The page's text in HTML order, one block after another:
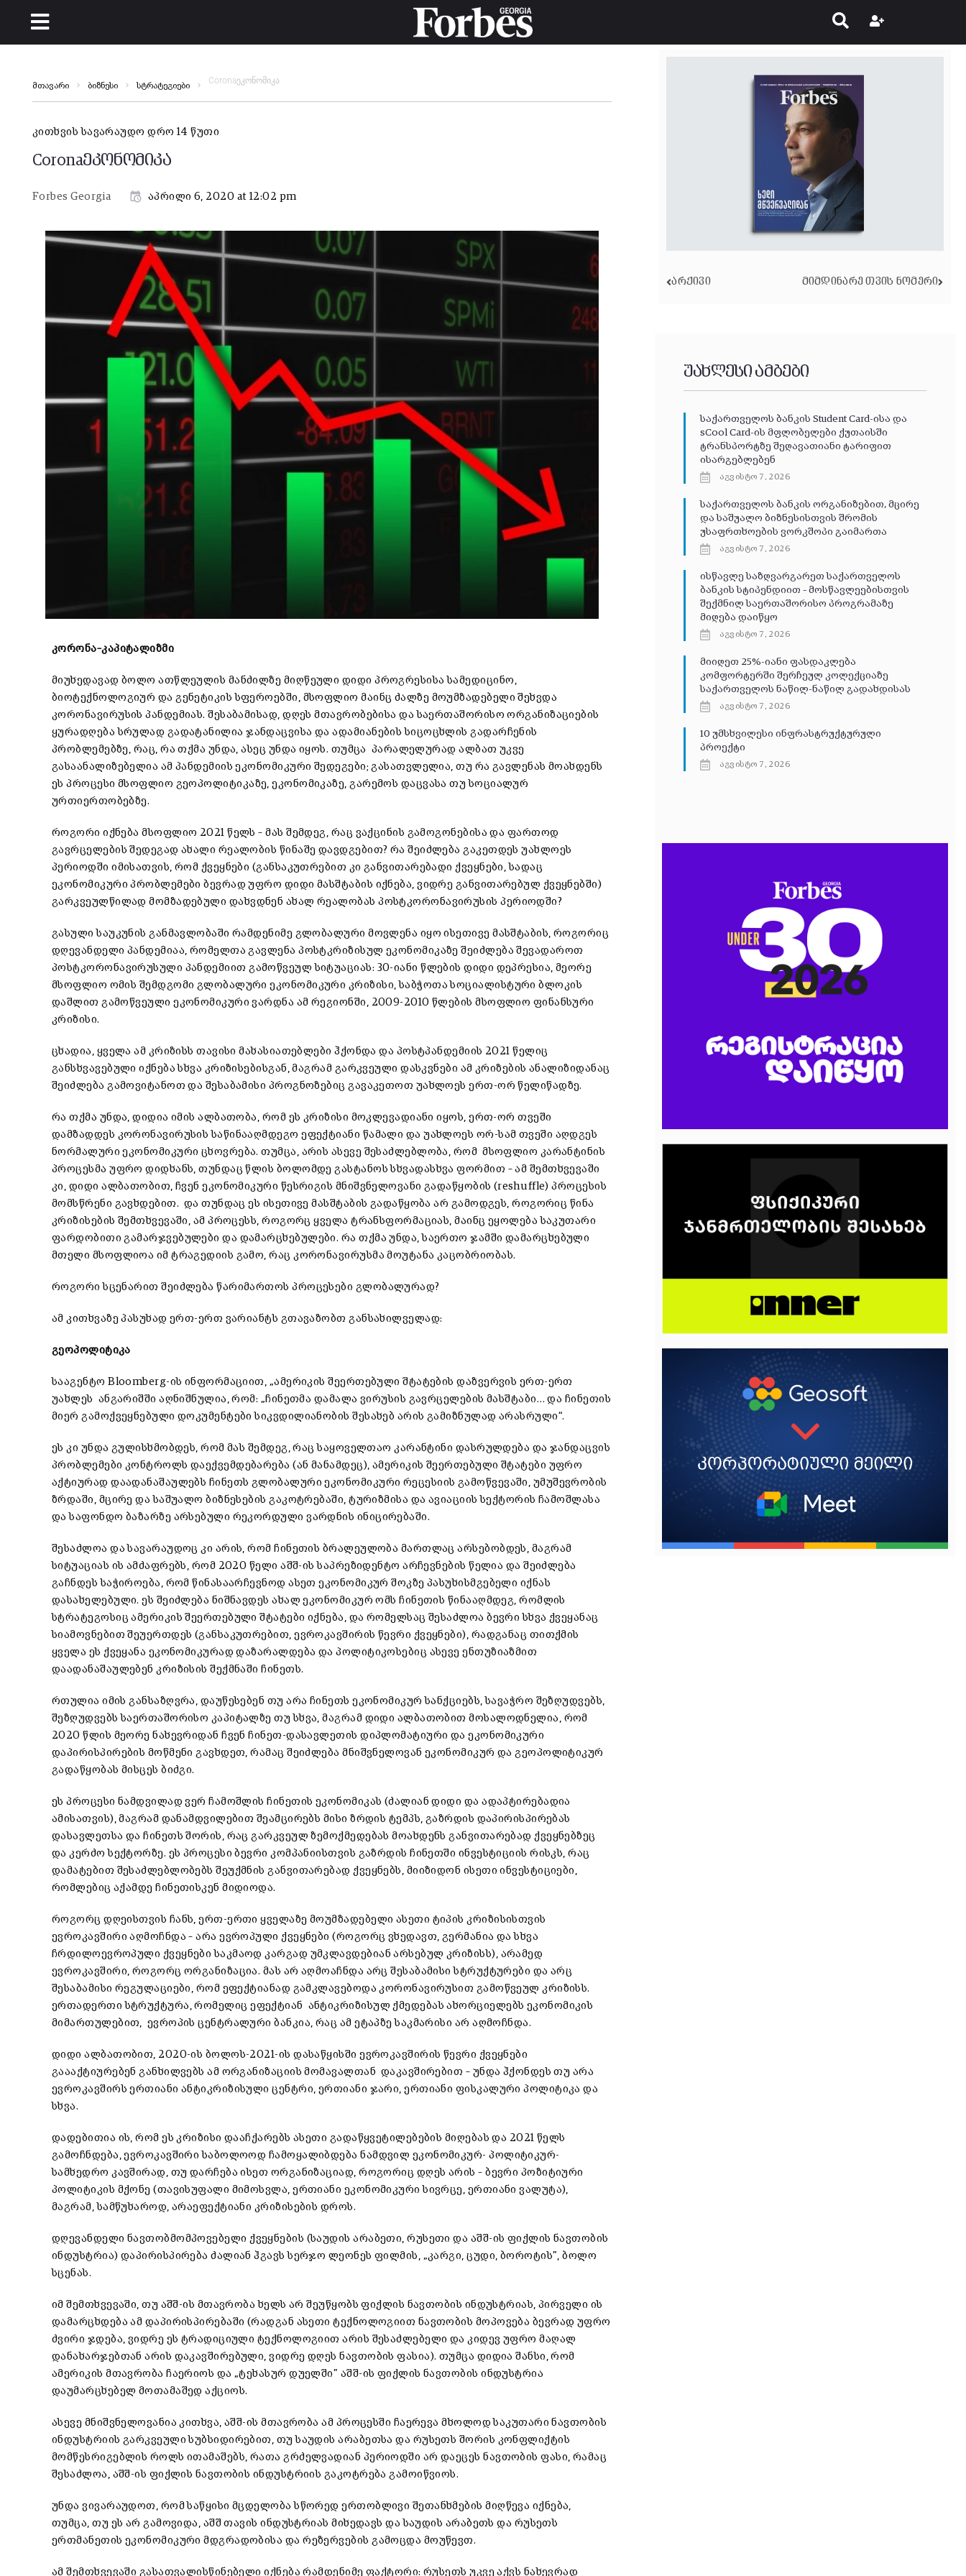
მთავარი ბიზნესი სტრატეგიები
Coronaეკონომიკა
კითხვის სავარაუდო დრო 14 წუთი
Coronaეკონომიკა
Forbes Georgia აპრილი 6, 2020 at 12:02 pm
კორონა–კაპიტალიზმი
მიუხედავად ბოლო ათწლეულის მანძილზე მიღწეული დიდი პროგრესისა სამედიცინო,
ბიოტექნოლოგიურ და გენეტიკის სფეროებში, მსოფლიო მაინც ძალზე მოუმზადებელი შეხვდა
კორონავირუსის პანდემიას. შესაბამისად, დღეს მთავრობებისა და საერთაშორისო ორგანიზაციების
ყურადღება სრულად გადატანილია ჯანდაცვისა და ადამიანების სიცოცხლის გადარჩენის
პრობლემებზე, რაც, რა თქმა უნდა, ასეც უნდა იყოს. თუმცა პარალელურად ალბათ უკვე
გასაანალიზებელია ამ პანდემიის ეკონომიკური შედეგები; გასათვლელია, თუ რა გავლენას მოახდენს
ეს პროცესი მსოფლიო გეოპოლიტიკაზე, ეკონომიკაზე, გარემოს დაცვასა თუ სოციალურ
ურთიერთობებზე.
როგორი იქნება მსოფლიო 2021 წელს – მას შემდეგ, რაც ვაქცინის გამოგონებისა და ფართოდ
გავრცელების შედეგად ახალი რეალობის წინაშე დავდგებით? რა შეიძლება გაკეთდეს უახლოეს
პერიოდში იმისათვის, რომ ქვეყნები (განსაკუთრებით კი განვითარებადი ქვეყნები, სადაც
ეკონომიკური პრობლემები ბევრად უფრო დიდი მასშტაბის იქნება, ვიდრე განვითარებულ ქვეყნებში)
გარკვეულწილად მომზადებული დახვდნენ ახალ რეალობას პოსტკორონავირუსის პერიოდში?
გასული საუკუნის განმავლობაში რამდენიმე გლობალური მოვლენა იყო ისეთივე მასშტაბის, როგორიც
დღევანდელი პანდემიაა, რომელთა გავლენა პოსტკრიზისულ ეკონომიკაზე შეიძლება შევადაროთ
პოსტკორონავირუსული პანდემიით გამოწვეულ სიტუაციას: 30-იანი წლების დიდი დეპრესია, მეორე
მსოფლიო ომის შემდგომი გლობალური ეკონომიკური კრიზისი, საბჭოთა სოციალისტური ბლოკის
დაშლით გამოწვეული ეკონომიკური ვარდნა ამ რეგიონში, 2009-2010 წლების მსოფლიო ფინანსური
კრიზისი.
ცხადია, ყველა ამ კრიზისს თავისი მახასიათებლები ჰქონდა და პოსტპანდემიის 2021 წელიც
განსხვავებული იქნება სხვა კრიზისებისგან, მაგრამ გარკვეული დასკვნები ამ კრიზების ანალიზიდანაც
შეიძლება გამოვიტანოთ და შესაბამისი პროგნოზებიც გავაკეთოთ უახლოეს ერთ-ორ წელიწადზე.
რა თქმა უნდა, დიდია იმის ალბათობა, რომ ეს კრიზისი მოკლევადიანი იყოს, ერთ-ორ თვეში
დამზადდეს კორონავირუსის საწინააღმდეგო ეფექტიანი წამალი და უახლოეს ორ-სამ თვეში აღდგეს
ნორმალური ეკონომიკური ცხოვრება. თუმცა, არის ასევე შესაძლებლობა, რომ მსოფლიო კარანტინის
პროცესმა უფრო დიდხანს, თუნდაც წლის ბოლომდე გასტანოს სხვადასხვა ფორმით – ამ შემთხვევაში
კი, დიდი ალბათობით, ჩვენ ეკონომიკური წესრიგის მნიშვნელოვანი გადაწყობის (reshuffle) პროცესის
მომსწრენი გავხდებით. და თუნდაც ეს ისეთივე მასშტაბის გადაწყობა არ გამოდგეს, როგორიც წინა
კრიზისების შემთხვევაში, ამ პროცესს, როგორც ყველა ტრანსფორმაციას, მაინც ეყოლება საკუთარი
ფარდობითი გამარჯვებულები და დამარცხებულები. რა თქმა უნდა, საერთო ჯამში დამარცხებული
მთელი მსოფლიოა იმ ტრაგედიის გამო, რაც კორონავირუსმა მოუტანა კაცობრიობას.
როგორი სცენარით შეიძლება წარიმართოს პროცესები გლობალურად?
ამ კითხვაზე პასუხად ერთ-ერთ ვარიანტს გთავაზობთ განსახილველად:
გეოპოლიტიკა
სააგენტო Bloomberg-ის ინფორმაციით, „ამერიკის შეერთებული შტატების დაზვერვის ერთ-ერთ
უახლეს ანგარიშში აღნიშნულია, რომ: „ჩინეთმა დამალა ვირუსის გავრცელების მასშტაბი… და ჩინეთის
მიერ გამოქვეყნებული დოკუმენტები სიკვდილიანობის შესახებ არის გამიზნულად არასრული“.
ეს კი უნდა გულისხმობდეს, რომ მას შემდეგ, რაც საყოველთაო კარანტინი დასრულდება და ჯანდაცვის
პრობლემები კონტროლს დაექვემდებარება (ან მანამდეც), ამერიკის შეერთებული შტატები უფრო
აქტიურად დაადანაშაულებს ჩინეთს გლობალური ეკონომიკური რეცესიის გამოწვევაში, უმუშევრობის
ზრდაში, მცირე და საშუალო ბიზნესების გაკოტრებაში, ტურიზმისა და ავიაციის სექტორის ჩამოშლასა
და საფონდო ბაზარზე არსებული რეკორდული ვარდნის ინიცირებაში.
შესაძლოა და სავარაუდოც კი არის, რომ ჩინეთის ბრალეულობა მართლაც არსებობდეს, მაგრამ
სიტუაციას ის ამძაფრებს, რომ 2020 წელი აშშ-ის საპრეზიდენტო არჩევნების წელია და შეიძლება
გაჩნდეს საჭიროება, რომ წინასაარჩევნოდ ასეთ ეკონომიკურ შოკზე პასუხისმგებელი იქნას
დასახელებული. ეს შეიძლება ნიშნავდეს ახალ ეკონომიკურ ომს ჩინეთის წინააღმდეგ, რომლის
სტრატეგოსიც ამერიკის შეერთებული შტატები იქნება, და რომელსაც შესაძლოა ბევრი სხვა ქვეყანაც
სიამოვნებით შეუერთდეს (განსაკუთრებით, ევროკავშირის წევრი ქვეყნები), რადგანაც თითქმის
ყველა ეს ქვეყანა ეკონომიკურად დაზარალდება და პოლიტიკოსებიც ასევე ენთუზიაზმით
დაადანაშაულებენ კრიზისის შექმნაში ჩინეთს.
რთულია იმის განსაზღვრა, დაუწესებენ თუ არა ჩინეთს ეკონომიკურ სანქციებს, სავაჭრო შეზღუდვებს,
შეზღუდვებს საერთაშორისო კაპიტალზე თუ სხვა, მაგრამ დიდი ალბათობით მოსალოდნელია, რომ
2020 წლის მეორე ნახევრიდან ჩვენ ჩინეთ-დასავლეთის დიპლომატიური და ეკონომიკური
დაპირისპირების მოწმენი გავხდეთ, რამაც შეიძლება მნიშვნელოვან ეკონომიკურ და გეოპოლიტიკურ
გადაწყობას მისცეს ბიძგი.
ეს პროცესი ნამდვილად ვერ ჩამოშლის ჩინეთის ეკონომიკას (ძალიან დიდი და ადაპტირებადია
ამისათვის), მაგრამ დანამდვილებით შეამცირებს მისი ზრდის ტემპს, გაზრდის დაპირისპირებას
დასავლეთსა და ჩინეთს შორის, რაც გარკვეულ ზემოქმედებას მოახდენს განვითარებად ქვეყნებზეც
და კერძო სექტორზე. ეს პროცესი ბევრი კომპანიისთვის გაზრდის ჩინეთში ინვესტიციის რისკს, რაც
დამატებით შესაძლებლობებს შეუქმნის განვითარებად ქვეყნებს, მიიზიდონ ისეთი ინვესტიციები,
რომლებიც აქამდე ჩინეთისკენ მიდიოდა.
როგორც დღეისთვის ჩანს, ერთ-ერთი ყველაზე მოუმზადებელი ასეთი ტიპის კრიზისისთვის
ევროკავშირი აღმოჩნდა – არა ევროპული ქვეყნები (როგორც ვხედავთ, გერმანია და სხვა
ჩრდილოევროპული ქვეყნები საკმაოდ კარგად უმკლავდებიან არსებულ კრიზისს), არამედ
ევროკავშირი, როგორც ორგანიზაცია. მას არ აღმოაჩნდა არც შესაბამისი სტრუქტურები და არც
შესაბამისი რეგულაციები, რომ ეფექტიანად გამკლავებოდა კორონავირუსით გამოწვეულ კრიზისს.
ერთადერთი სტრუქტურა, რომელიც ეფექტიან ანტიკრიზისულ ქმედებას ახორციელებს ეკონომიკის
მიმართულებით, ევროპის ცენტრალური ბანკია, რაც ამ ეტაპზე საკმარისი არ აღმოჩნდა.
დიდი ალბათობით, 2020-ის ბოლოს-2021-ის დასაწყისში ევროკავშირის წევრი ქვეყნები
გაააქტიურებენ განხილვებს ამ ორგანიზაციის მომავალთან დაკავშირებით – უნდა ჰქონდეს თუ არა
ევროკავშირს ერთიანი ანტიკრიზისული ცენტრი, ერთიანი ჯარი, ერთიანი ფისკალური პოლიტიკა და
სხვა.
დადებითია ის, რომ ეს კრიზისი დააჩქარებს ასეთი გადაწყვეტილებების მიღებას და 2021 წელს
გამოჩნდება, ევროკავშირი საბოლოოდ ჩამოყალიბდება ნამდვილ ეკონომიკურ- პოლიტიკურ-
სამხედრო კავშირად, თუ დარჩება ისეთ ორგანიზაციად, როგორიც დღეს არის – ბევრი პოზიტიური
პოლიტიკის მქონე (თავისუფალი მიმოსვლა, ერთიანი ეკონომიკური სივრცე, ერთიანი ვალუტა),
მაგრამ, სამწუხაროდ, არაეფექტიანი კრიზისების დროს.
დღევანდელი ნავთობმომპოვებელი ქვეყნების (საუდის არაბეთი, რუსეთი და აშშ-ის ფიქლის ნავთობის
ინდუსტრია) დაპირისპირება ძალიან ჰგავს სერჯო ლეონეს ფილმის, „კარგი, ცუდი, ბოროტის”, ბოლო
სცენას.
იმ შემთხვევაში, თუ აშშ-ის მთავრობა ხელს არ შეუწყობს ფიქლის ნავთობის ინდუსტრიას, პირველი ის
დამარცხდება ამ დაპირისპირებაში (რადგან ასეთი ტექნოლოგიით ნავთობის მოპოვება ბევრად უფრო
ძვირი ჯდება, ვიდრე ეს ტრადიციული ტექნოლოგიით არის შესაძლებელი და კიდევ უფრო მაღალ
დანახარჯებთან არის დაკავშირებული, ვიდრე დღეს ნავთობის ფასია). თუმცა დიდია შანსი, რომ
ამერიკის მთავრობა ჩაერიოს და „ტეხასურ დუელში” აშშ-ის ფიქლის ნავთობის ინდუსტრია
დაუმარცხებელ მოთამაშედ აქციოს.
ასევე მნიშვნელოვანია კითხვა, აშშ-ის მთავრობა ამ პროცესში ჩაერევა მხოლოდ საკუთარი ნავთობის
ინდუსტრიის გარკვეული სუბსიდირებით, თუ საუდის არაბეთსა და რუსეთს შორის კონფლიქტის
მომწესრიგებლის როლს ითამაშებს, რათა გრძელვადიან პერიოდში არ დაეცეს ნავთობის ფასი, რამაც
შესაძლოა, აშშ-ის ფიქლის ნავთობის ინდუსტრიის გაკოტრება გამოიწვიოს.
უნდა ვივარაუდოთ, რომ საწყისი მცდელობა სწორედ ერთობლივი შეთანხმების მიღწევა იქნება,
თუმცა, თუ ეს არ გამოვიდა, აშშ თავის ინდუსტრიას მიხედავს და საუდის არაბეთს და რუსეთს
ერთმანეთის ეკონომიკური მდგრადობისა და რეზერვების გამოცდა მოუწევთ.
ამ შემთხვევაში გასათვალისწინებელი იქნება რამდენიმე ფაქტორი: რუსეთს უკვე აქვს ნახევრად
ᲐᲠᲥᲘᲕᲘ ᲛᲘᲛᲓᲘᲜᲐᲠᲔ ᲗᲕᲘᲡ ᲜᲝᲛᲔᲠᲘ
უახლესი ამბები
საქართველოს ბანკის Student Card-ისა და
sCool Card-ის მფლობელები ქუთაისში
ტრანსპორტზე შეღავათიანი ტარიფით
ისარგებლებენ
აგვისტო 7, 2026
საქართველოს ბანკის ორგანიზებით, მცირე
და საშუალო ბიზნესისთვის შრომის
უსაფრთხოების ვორკშოპი გაიმართა
აგვისტო 7, 2026
ისწავლე საზღვარგარეთ საქართველოს
ბანკის სტიპენდიით – მოსწავლეებისთვის
შექმნილ საერთაშორისო პროგრამაზე
მიღება დაიწყო
აგვისტო 7, 2026
მიიღეთ 25%-იანი ფასდაკლება
კომფორტერში შერჩეულ კოლექციაზე
საქართველოს ნაწილ-ნაწილ გადახდისას
აგვისტო 7, 2026
10 უმსხვილესი ინფრასტრუქტურული
პროექტი
აგვისტო 7, 2026